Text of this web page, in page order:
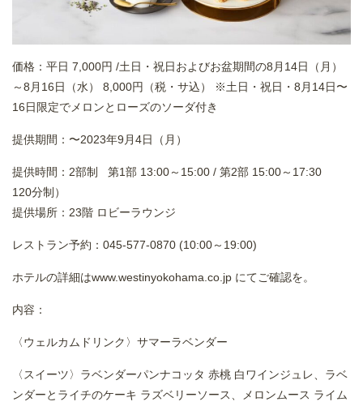
価格：平日 7,000円 /土日・祝日およびお盆期間の8月14日（月）
～8月16日（水） 8,000円（税・サ込） ※土日・祝日・8月14日〜
16日限定でメロンとローズのソーダ付き
提供期間：〜2023年9月4日（月）
提供時間：2部制 第1部 13:00～15:00 / 第2部 15:00～17:30
120分制）
提供場所：23階 ロビーラウンジ
レストラン予約：045-577-0870 (10:00～19:00)
ホテルの詳細はwww.westinyokohama.co.jp にてご確認を。
内容：
〈ウェルカムドリンク〉サマーラベンダー
〈スイーツ〉ラベンダーパンナコッタ 赤桃 白ワインジュレ、ラベ
ンダーとライチのケーキ ラズベリーソース、メロンムース ライム